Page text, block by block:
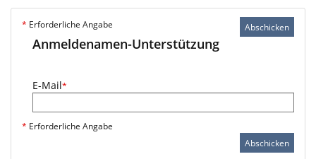
Abschicken
* Erforderliche Angabe
Anmeldenamen-Unterstützung
E-Mail*
* Erforderliche Angabe
Abschicken